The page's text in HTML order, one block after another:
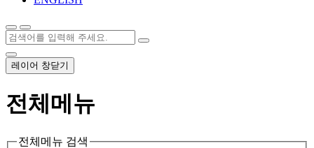
레이어 창닫기
전체메뉴
전체메뉴 검색